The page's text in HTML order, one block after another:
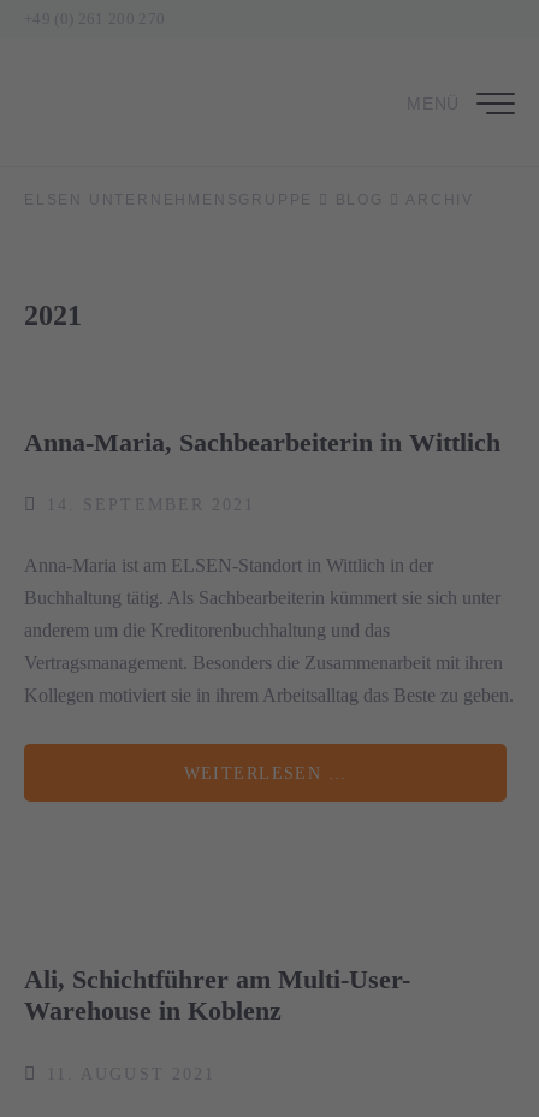
MENÜ
ELSEN UNTERNEHMENSGRUPPE BLOG ARCHIV
2021
Anna-Maria, Sachbearbeiterin in Wittlich
14. SEPTEMBER 2021
Anna-Maria ist am ELSEN-Standort in Wittlich in der
Buchhaltung tätig. Als Sachbearbeiterin kümmert sie sich unter
anderem um die Kreditorenbuchhaltung und das
Vertragsmanagement. Besonders die Zusammenarbeit mit ihren
Kollegen motiviert sie in ihrem Arbeitsalltag das Beste zu geben.
WEITERLESEN …
Ali, Schichtführer am Multi-User-
Warehouse in Koblenz
11. AUGUST 2021